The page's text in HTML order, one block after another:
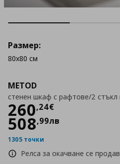
METOD
стенен шкаф с рафтове/2 стъкл
260,24€
Цена260,24 €
508,99лв
1305 точки
Релса за окачване се
Размер:
80x80 см